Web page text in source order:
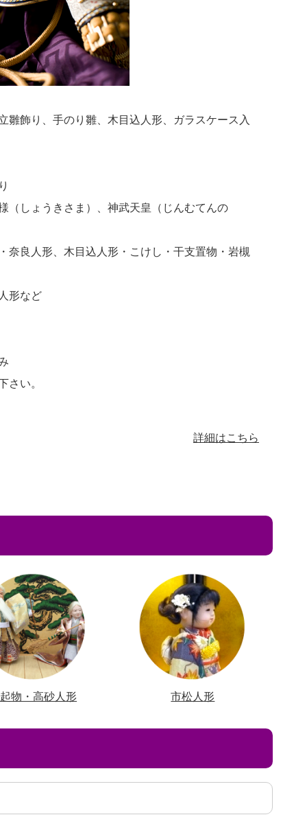
雛飾り、手のり雛、木目込人形、ガラスケース入
（しょうきさま）、神武天皇（じんむてんの
奈良人形、木目込人形・こけし・干支置物・岩槻
形など
さい。
詳細はこちら
物・高砂人形 市松人形